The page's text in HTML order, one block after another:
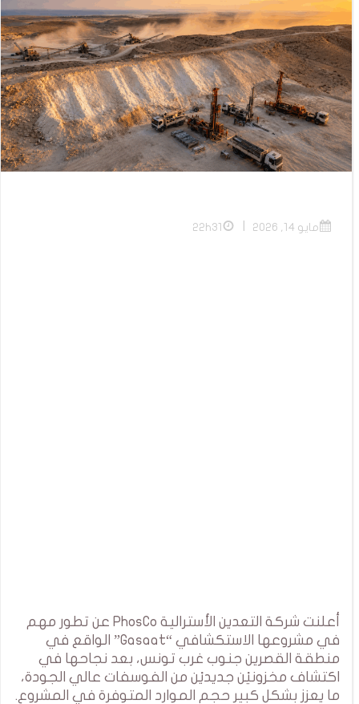
مايو 14, 2026 22h31
أعلنت شركة التعدين الأسترالية PhosCo عن تطور مهم
في مشروعها الاستكشافي “Gasaat” الواقع في
منطقة القصرين جنوب غرب تونس، بعد نجاحها في
اكتشاف مخزونيْن جديديْن من الفوسفات عالي الجودة،
ما يعزز بشكل كبير حجم الموارد المتوفرة في المشروع.